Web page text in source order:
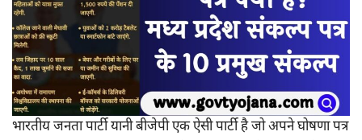
भारतीय जनता पार्टी यानी बीजेपी एक ऐसी पार्टी है जो अपने घोषणा पत्र